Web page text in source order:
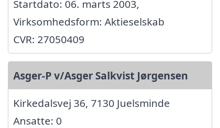
Startdato: 06. marts 2003,
Virksomhedsform: Aktieselskab
CVR: 27050409
Asger-P v/Asger Salkvist Jørgensen
Kirkedalsvej 36, 7130 Juelsminde
Ansatte: 0